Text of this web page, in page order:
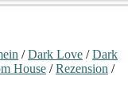
/Dark Love /Dark
House /Rezension /